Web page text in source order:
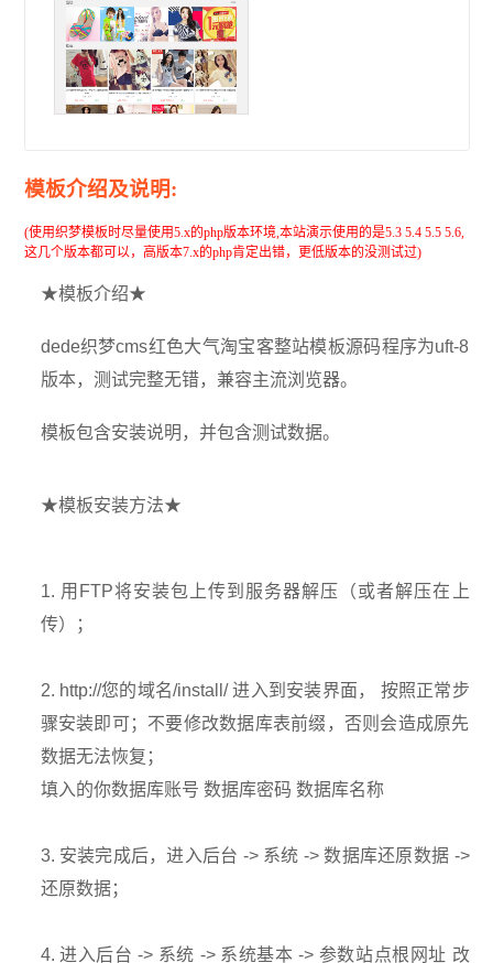
模板介绍及说明:
(使用织梦模板时尽量使用5.x的php版本环境,本站演示使用的是5.3 5.4 5.5 5.6,
这几个版本都可以，高版本7.x的php肯定出错，更低版本的没测试过)
★模板介绍★
dede织梦cms红色大气淘宝客整站模板源码程序为uft-8
版本，测试完整无错，兼容主流浏览器。
模板包含安装说明，并包含测试数据。
★模板安装方法★
1. 用FTP将安装包上传到服务器解压（或者解压在上
传）；
2. http://您的域名/install/ 进入到安装界面， 按照正常步
骤安装即可；不要修改数据库表前缀，否则会造成原先
数据无法恢复；
填入的你数据库账号 数据库密码 数据库名称
3. 安装完成后，进入后台 -> 系统 -> 数据库还原数据 ->
还原数据；
4. 进入后台 -> 系统 -> 系统基本 -> 参数站点根网址 改